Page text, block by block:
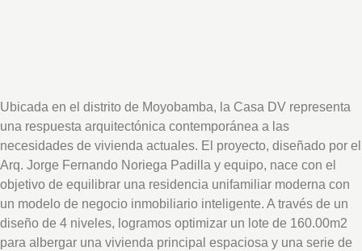
Ubicada en el distrito de Moyobamba, la Casa DV representa
una respuesta arquitectónica contemporánea a las
necesidades de vivienda actuales. El proyecto, diseñado por el
Arq. Jorge Fernando Noriega Padilla y equipo, nace con el
objetivo de equilibrar una residencia unifamiliar moderna con
un modelo de negocio inmobiliario inteligente. A través de un
diseño de 4 niveles, logramos optimizar un lote de 160.00m2
para albergar una vivienda principal espaciosa y una serie de